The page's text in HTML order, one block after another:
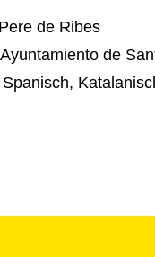
de Ribes
Ayuntamiento de
Spanisch,